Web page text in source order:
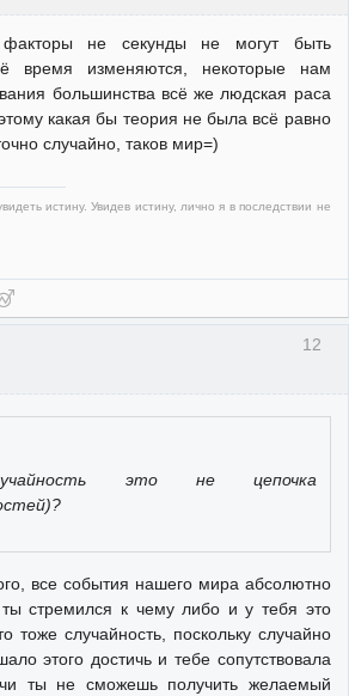
не секунды не могут быть
время изменяются, некоторые нам
большинства всё же людская раса
какая бы теория не была всё равно
случайно, таков мир=)
истину. Увидев истину, лично я в последствии не
12
это не цепочка
все события нашего мира абсолютно
стремился к чему либо и у тебя это
тоже случайность, поскольку случайно
этого достичь и тебе сопутствовала
ты не сможешь получить желаемый